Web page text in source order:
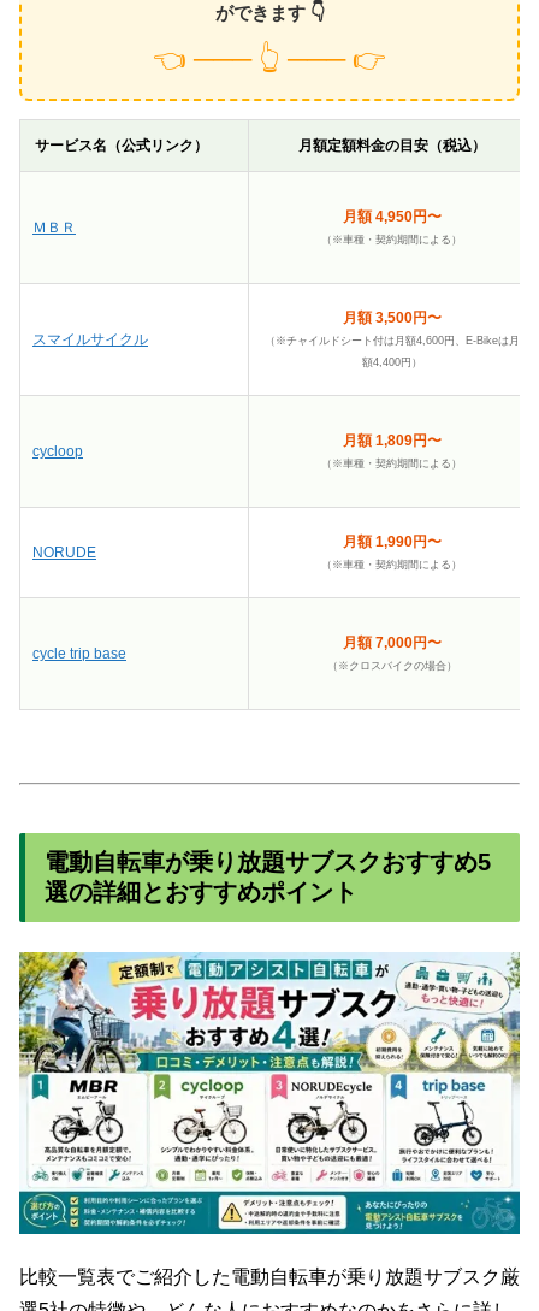
ができます 👇
👈 ─── 👆 ─── 👉
サービス名（公式リンク） 月額定額料金の目安（税込）
ＭＢＲ
月額 4,950円〜
（※車種・契約期間による）
スマイルサイクル
月額 3,500円〜
（※チャイルドシート付は月額4,600円、E-Bikeは月
額4,400円）
cycloop
月額 1,809円〜
（※車種・契約期間による）
NORUDE
月額 1,990円〜
（※車種・契約期間による）
cycle trip base
月額 7,000円〜
（※クロスバイクの場合）
電動自転車が乗り放題サブスクおすすめ5
選の詳細とおすすめポイント
比較一覧表でご紹介した電動自転車が乗り放題サブスク厳